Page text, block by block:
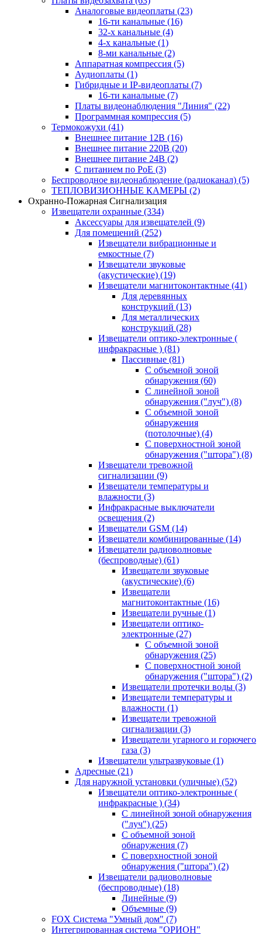
Аналоговые видеоплаты (23)
16-ти канальные (16)
32-х канальные (4)
4-х канальные (1)
8-ми канальные (2)
Аппаратная компрессия (5)
Аудиоплаты (1)
Гибридные и IP-видеоплаты (7)
16-ти канальные (7)
Платы видеонаблюдения "Линия" (22)
Программная компрессия (5)
Термокожухи (41)
Внешнее питание 12В (16)
Внешнее питание 220В (20)
Внешнее питание 24В (2)
С питанием по PoE (3)
Беспроводное видеонаблюдение (радиоканал) (5)
ТЕПЛОВИЗИОННЫЕ КАМЕРЫ (2)
Охранно-Пожарная Сигнализация
Извещатели охранные (334)
Аксессуары для извещателей (9)
Для помещений (252)
Извещатели вибрационные и
емкостные (7)
Извещатели звуковые
(акустические) (19)
Извещатели магнитоконтактные (41)
Для деревянных
конструкций (13)
Для металлических
конструкций (28)
Извещатели оптико-электронные (
инфракрасные ) (81)
Пассивные (81)
С объемной зоной
обнаружения (60)
С линейной зоной
обнаружения ("луч") (8)
С объемной зоной
обнаружения
(потолочные) (4)
С поверхностной зоной
обнаружения ("штора") (8)
Извещатели тревожной
сигнализации (9)
Извещатели температуры и
влажности (3)
Инфракрасные выключатели
освещения (2)
Извещатели GSM (14)
Извещатели комбинированные (14)
Извещатели радиоволновые
(беспроводные) (61)
Извещатели звуковые
(акустические) (6)
Извещатели
магнитоконтактные (16)
Извещатели ручные (1)
Извещатели оптико-
электронные (27)
С объемной зоной
обнаружения (25)
С поверхностной зоной
обнаружения ("штора") (2)
Извещатели протечки воды (3)
Извещатели температуры и
влажности (1)
Извещатели тревожной
сигнализации (3)
Извещатели угарного и горючего
газа (3)
Извещатели ультразвуковые (1)
Адресные (21)
Для наружной установки (уличные) (52)
Извещатели оптико-электронные (
инфракрасные ) (34)
С линейной зоной обнаружения
("луч") (25)
С объемной зоной
обнаружения (7)
С поверхностной зоной
обнаружения ("штора") (2)
Извещатели радиоволновые
(беспроводные) (18)
Линейные (9)
Объемные (9)
FOX Система "Умный дом" (7)
Интегрированная система "ОРИОН"